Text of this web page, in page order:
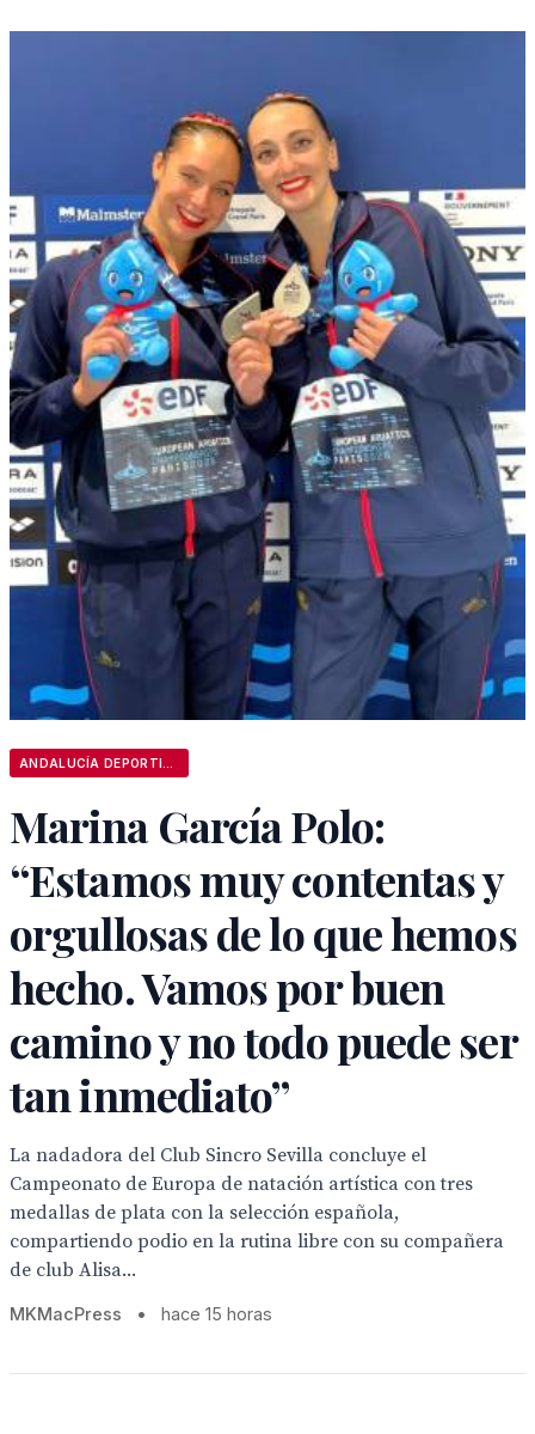
Marina García Polo:
“Estamos muy contentas y
orgullosas de lo que hemos
hecho. Vamos por buen
camino y no todo puede ser
tan inmediato”
La nadadora del Club Sincro Sevilla concluye el
Campeonato de Europa de natación artística con tres
medallas de plata con la selección española,
compartiendo podio en la rutina libre con su compañera
de club Alisa...
MKMacPress • hace 15 horas